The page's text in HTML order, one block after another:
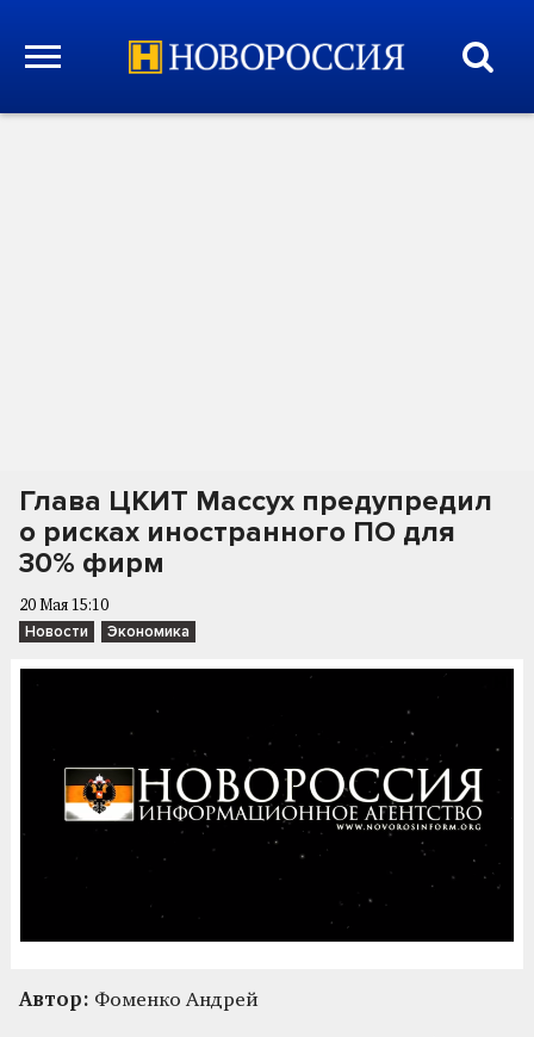
Глава ЦКИТ Массух предупредил
о рисках иностранного ПО для
30% фирм
20 Мая 15:10
Новости Экономика
Автор: Фоменко Андрей